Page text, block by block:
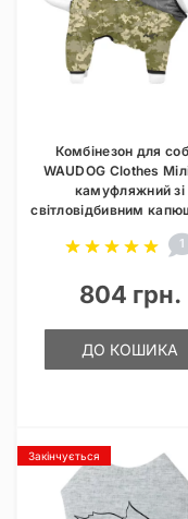
Комбінезон для
WAUDOG Clothes
камуфляжний зі
світловідбивним
1
804 грн.
ДО КОШИКА
Закінчується